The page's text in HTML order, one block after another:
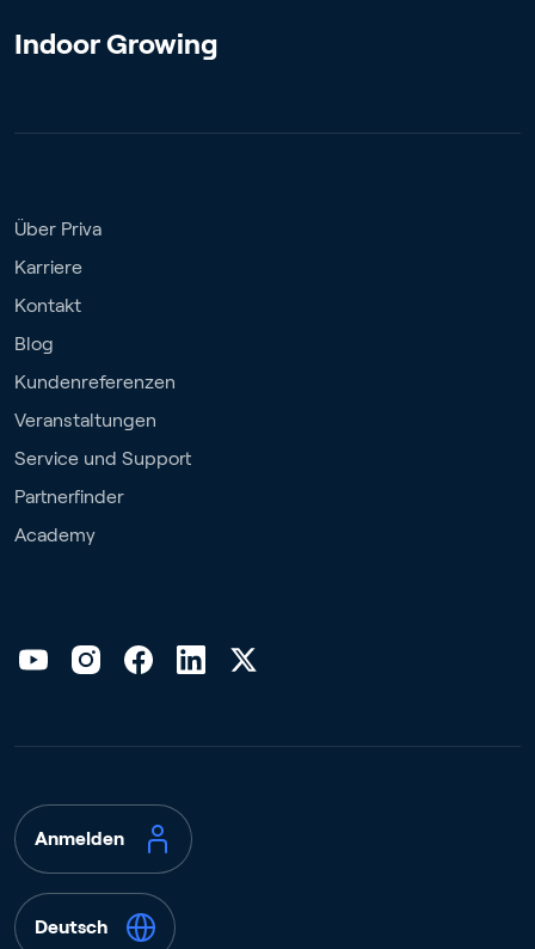
Indoor Growing
Über Priva
Karriere
Kontakt
Blog
Kundenreferenzen
Veranstaltungen
Service und Support
Partnerfinder
Academy
Anmelden
Deutsch